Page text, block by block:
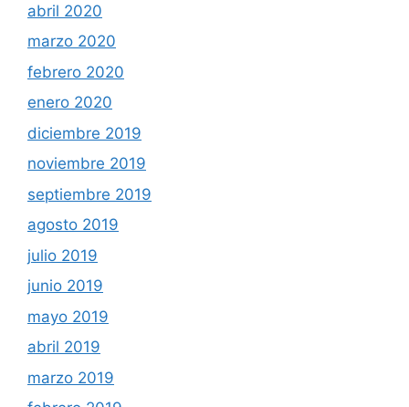
abril 2020
marzo 2020
febrero 2020
enero 2020
diciembre 2019
noviembre 2019
septiembre 2019
agosto 2019
julio 2019
junio 2019
mayo 2019
abril 2019
marzo 2019